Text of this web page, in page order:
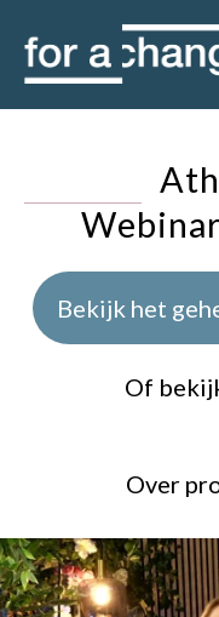
content
Bekijk het
Of
Over